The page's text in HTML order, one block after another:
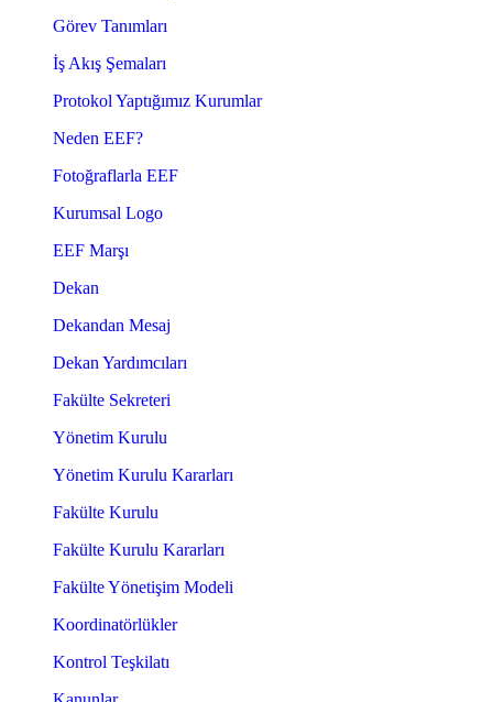
Görev Tanımları
İş Akış Şemaları
Protokol Yaptığımız Kurumlar
Neden EEF?
Fotoğraflarla EEF
Kurumsal Logo
EEF Marşı
Dekan
Dekandan Mesaj
Dekan Yardımcıları
Fakülte Sekreteri
Yönetim Kurulu
Yönetim Kurulu Kararları
Fakülte Kurulu
Fakülte Kurulu Kararları
Fakülte Yönetişim Modeli
Koordinatörlükler
Kontrol Teşkilatı